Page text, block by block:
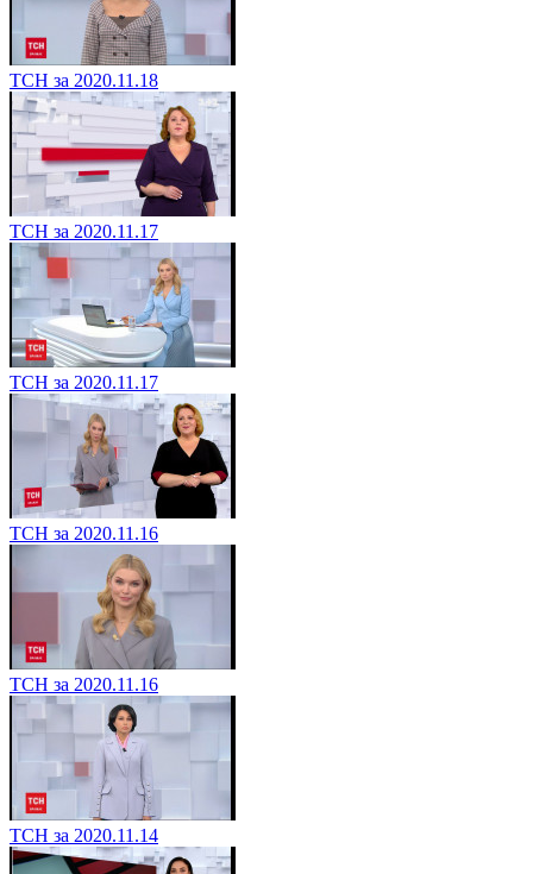
ТСН за 2020.11.18
ТСН за 2020.11.17
ТСН за 2020.11.17
ТСН за 2020.11.16
ТСН за 2020.11.16
ТСН за 2020.11.14